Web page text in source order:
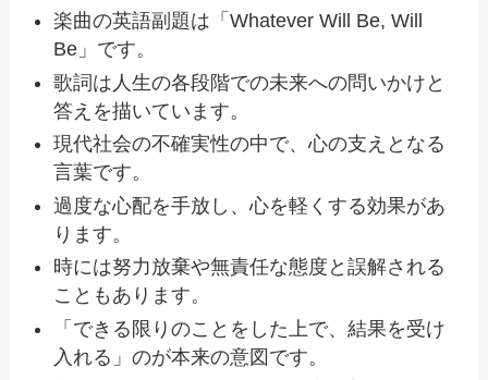
楽曲の英語副題は「Whatever Will Be, Will
Be」です。
歌詞は人生の各段階での未来への問いかけと
答えを描いています。
現代社会の不確実性の中で、心の支えとなる
言葉です。
過度な心配を手放し、心を軽くする効果があ
ります。
時には努力放棄や無責任な態度と誤解される
こともあります。
「できる限りのことをした上で、結果を受け
入れる」のが本来の意図です。